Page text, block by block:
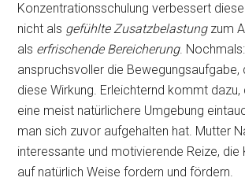
Konzentrationsschulung verbessert
nicht als gefühlte Zusatzbelastungzum
als erfrischende Bereicherung.
anspruchsvoller die
diese Wirkung. Erleichternd kommt dazu,
eine meist natürlichere Umgebung
man sich zuvor aufgehalten hat. Mutter
interessante und motivierende Reize, die
auf natürlich Weise fordern und fördern.